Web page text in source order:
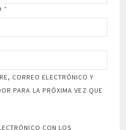
*
CORREO ELECTRÓNICO Y
PARA LA PRÓXIMA VEZ QUE
CON LOS